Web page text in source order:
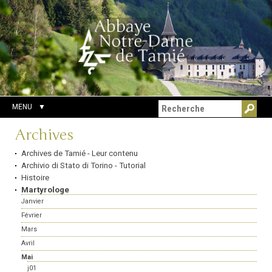
Aller
au
contenu.
|
Aller
à
la
navigation
Outils
personnels
Chercher par
Recherche
avancée…
MENU
Navigation
Archives
Archives de Tamié - Leur contenu
Archivio di Stato di Torino - Tutorial
Histoire
Martyrologe
Janvier
Février
Mars
Avril
Mai
j01